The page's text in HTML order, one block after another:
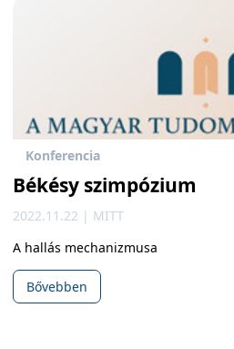
Konferencia
Békésy szimpózium
2022.11.22 | MITT
A hallás mechanizmusa
Bővebben